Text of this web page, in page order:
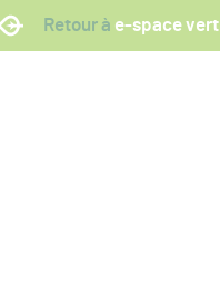
Retour à e-space vert